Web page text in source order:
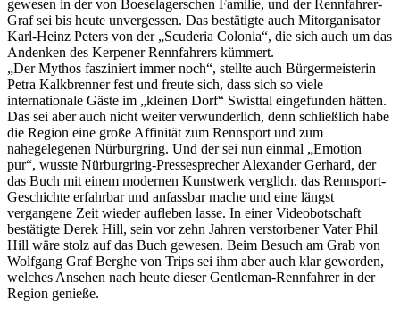
gewesen in der von Boeselagerschen Familie, und der Rennfahrer-
Graf sei bis heute unvergessen. Das bestätigte auch Mitorganisator
Karl-Heinz Peters von der „Scuderia Colonia“, die sich auch um das
Andenken des Kerpener Rennfahrers kümmert.
„Der Mythos fasziniert immer noch“, stellte auch Bürgermeisterin
Petra Kalkbrenner fest und freute sich, dass sich so viele
internationale Gäste im „kleinen Dorf“ Swisttal eingefunden hätten.
Das sei aber auch nicht weiter verwunderlich, denn schließlich habe
die Region eine große Affinität zum Rennsport und zum
nahegelegenen Nürburgring. Und der sei nun einmal „Emotion
pur“, wusste Nürburgring-Pressesprecher Alexander Gerhard, der
das Buch mit einem modernen Kunstwerk verglich, das Rennsport-
Geschichte erfahrbar und anfassbar mache und eine längst
vergangene Zeit wieder aufleben lasse. In einer Videobotschaft
bestätigte Derek Hill, sein vor zehn Jahren verstorbener Vater Phil
Hill wäre stolz auf das Buch gewesen. Beim Besuch am Grab von
Wolfgang Graf Berghe von Trips sei ihm aber auch klar geworden,
welches Ansehen nach heute dieser Gentleman-Rennfahrer in der
Region genieße.